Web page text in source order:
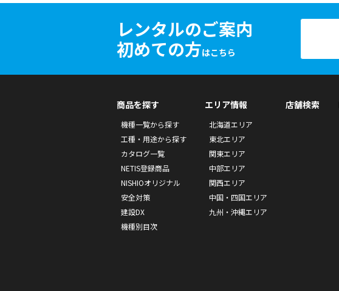
レンタルのご案内
初めての方はこちら
商品を探す
機種一覧から探す
工種・用途から探す
カタログ一覧
NETIS登録商品
NISHIOオリジナル
安全対策
建設DX
機種別目次
エリア情報
北海道エリア
東北エリア
関東エリア
中部エリア
関西エリア
中国・四国エリア
九州・沖縄エリア
店舗検索